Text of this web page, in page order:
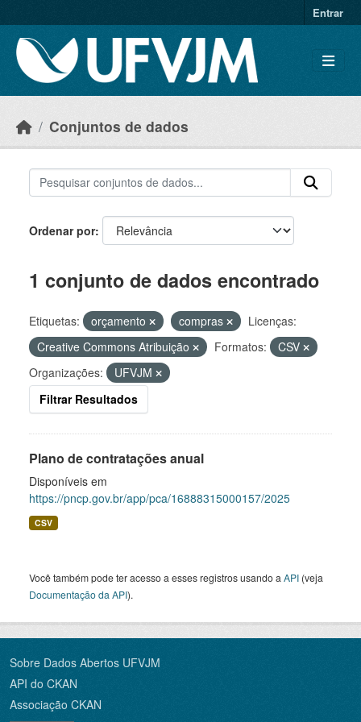
Entrar
Conjuntos de dados
Ordenar por
1 conjunto de dados encontrado
Etiquetas: orçamento compras
Licenças:
Creative Commons Atribuição
Formatos:
CSV
Organizações:
UFVJM
Filtrar Resultados
Plano de contratações anual
Disponíveis em
https://pncp.gov.br/app/pca/16888315000157/2025
CSV
Você também pode ter acesso a esses registros usando a API (veja
Documentação da API).
Sobre Dados Abertos UFVJM
API do CKAN
Associação CKAN